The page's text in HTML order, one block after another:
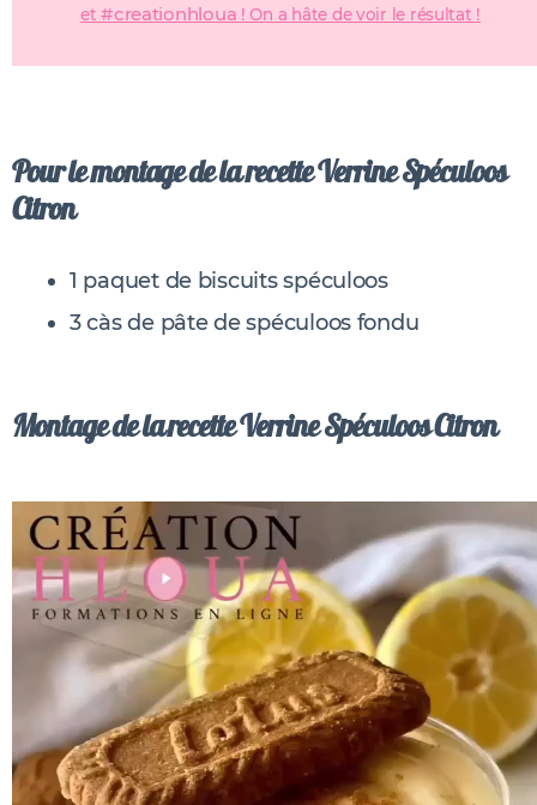
et#creationhloua ! On a hâte de voir le résultat !
Pour le montage de la recette Verrine Spéculoos
Citron
1 paquet de biscuits spéculoos
3 càs de pâte de spéculoos fondu
Montage de la recette Verrine Spéculoos Citron